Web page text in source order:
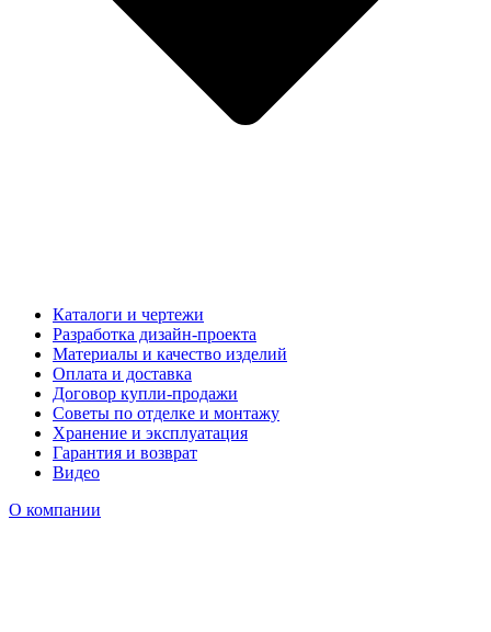
Каталоги и чертежи
Разработка дизайн-проекта
Материалы и качество изделий
Оплата и доставка
Договор купли-продажи
Советы по отделке и монтажу
Хранение и эксплуатация
Гарантия и возврат
Видео
О компании